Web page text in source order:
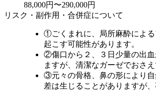
88,000円〜290,000円
リスク・副作用・合併症について
①ごくまれに、局所麻酔によ
起こす可能性があります。
②傷口から２、３日少量の出血
ますが、清潔なガーゼでおさえ
③元々の骨格、鼻の形により
差は生じることがありますが